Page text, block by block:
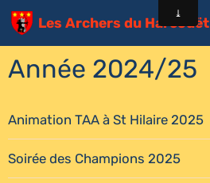
Les Archers du Harcouët
Année 2024/25
Animation TAA à St Hilaire 2025
Soirée des Champions 2025